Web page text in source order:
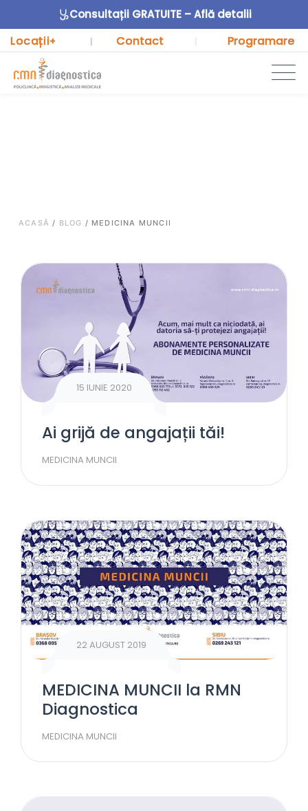
Consultații GRATUITE – Află detalii
Locații+ | Contact Programare
ACASĂ / BLOG / MEDICINA MUNCII
15 IUNIE 2020
Ai grijă de angajații tăi!
MEDICINA MUNCII
22 AUGUST 2019
MEDICINA MUNCII la RMN
Diagnostica
MEDICINA MUNCII